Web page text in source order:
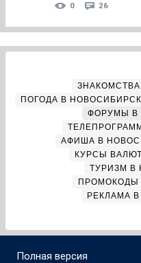
0 26
ПОГОДА В
ФОРУМЫ В
АФИША В
КУРСЫ
ТУРИЗМ В
ПРОМОКОДЫ
РЕКЛАМА
Полная версия